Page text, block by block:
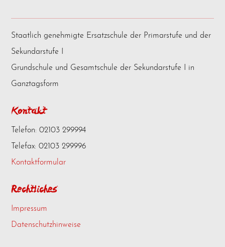
Staatlich genehmigte Ersatzschule der Primarstufe und der
Sekundarstufe I
Grundschule und Gesamtschule der Sekundarstufe I in
Ganztagsform
Kontakt
Telefon: 02103 299994
Telefax: 02103 299996
Kontaktformular
Rechtliches
Impressum
Datenschutzhinweise